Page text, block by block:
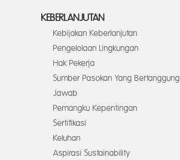
KEBERLANJUTAN
Kebijakan Keberlanjutan
Pengelolaan Lingkungan
Hak Pekerja
Sumber Pasokan Yang Bertanggung
Jawab
Pemangku Kepentingan
Sertifikasi
Keluhan
Aspirasi Sustainability